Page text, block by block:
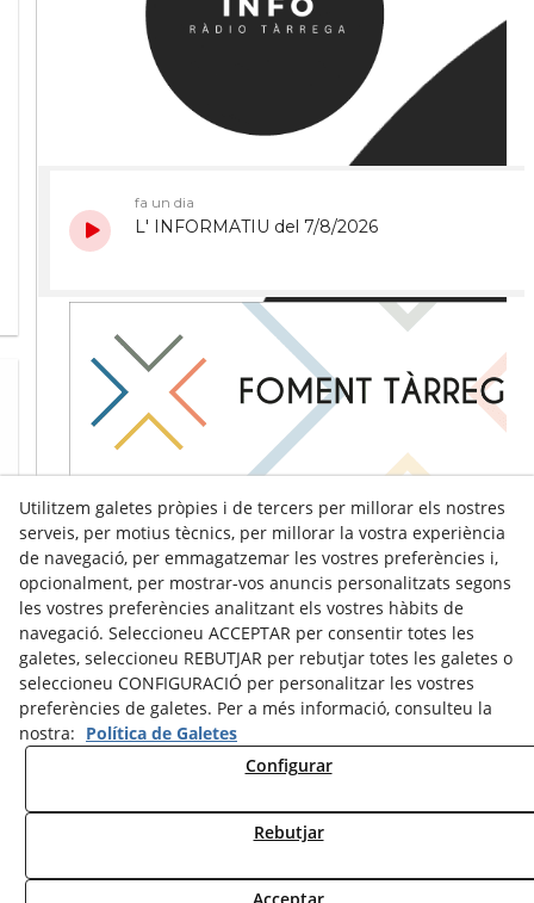
Utilitzem galetes pròpies i de tercers per millorar els nostres
serveis, per motius tècnics, per millorar la vostra experiència
de navegació, per emmagatzemar les vostres preferències i,
opcionalment, per mostrar-vos anuncis personalitzats segons
les vostres preferències analitzant els vostres hàbits de
navegació. Seleccioneu ACCEPTAR per consentir totes les
galetes, seleccioneu REBUTJAR per rebutjar totes les galetes o
seleccioneu CONFIGURACIÓ per personalitzar les vostres
preferències de galetes. Per a més informació, consulteu la
nostra: Política de Galetes
Configurar
Rebutjar